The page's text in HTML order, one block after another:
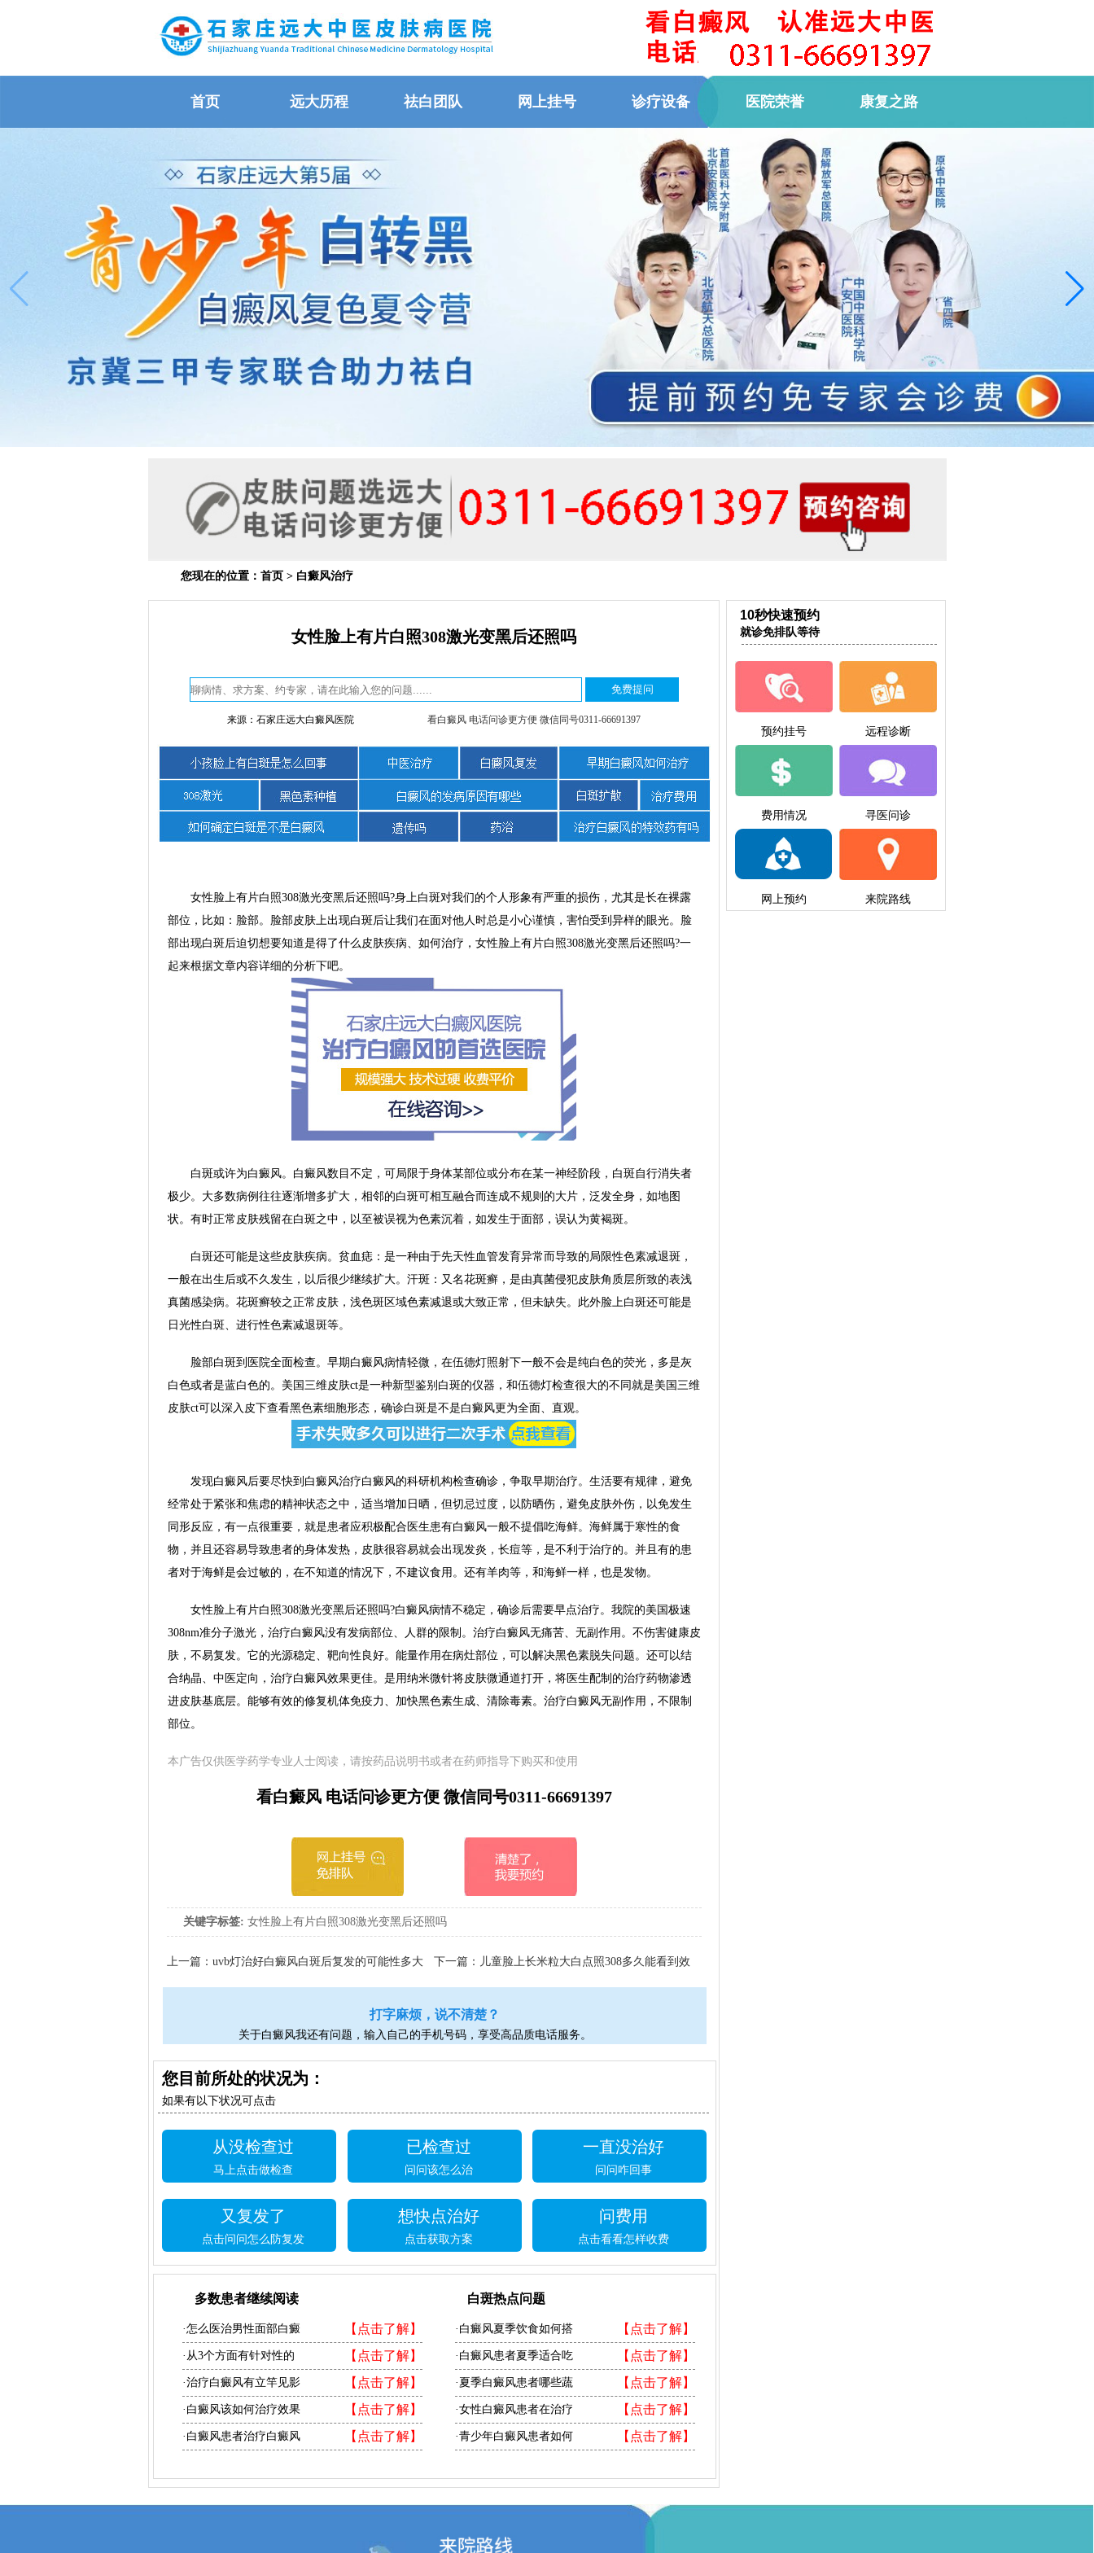
首页 远大历程 祛白团队 网上挂号 诊疗设备 医院荣誉 康复之路
您现在的位置： 首页> 白癜风治疗
女性脸上有片白照308激光变黑后还照吗
来源：石家庄远大白癜风医院 看白癜风 电话问诊更方便 微信同号0311-66691397
女性脸上有片白照308激光变黑后还照吗?身上白斑对我们的个人形象有严重的损伤，尤其是长在裸露
部位，比如：脸部。脸部皮肤上出现白斑后让我们在面对他人时总是小心谨慎，害怕受到异样的眼光。脸
部出现白斑后迫切想要知道是得了什么皮肤疾病、如何治疗，女性脸上有片白照308激光变黑后还照吗?一
起来根据文章内容详细的分析下吧。
白斑或许为白癜风。白癜风数目不定，可局限于身体某部位或分布在某一神经阶段，白斑自行消失者
极少。大多数病例往往逐渐增多扩大，相邻的白斑可相互融合而连成不规则的大片，泛发全身，如地图
状。有时正常皮肤残留在白斑之中，以至被误视为色素沉着，如发生于面部，误认为黄褐斑。
白斑还可能是这些皮肤疾病。贫血痣：是一种由于先天性血管发育异常而导致的局限性色素减退斑，
一般在出生后或不久发生，以后很少继续扩大。汗斑：又名花斑癣，是由真菌侵犯皮肤角质层所致的表浅
真菌感染病。花斑癣较之正常皮肤，浅色斑区域色素减退或大致正常，但未缺失。此外脸上白斑还可能是
日光性白斑、进行性色素减退斑等。
脸部白斑到医院全面检查。早期白癜风病情轻微，在伍德灯照射下一般不会是纯白色的荧光，多是灰
白色或者是蓝白色的。美国三维皮肤ct是一种新型鉴别白斑的仪器，和伍德灯检查很大的不同就是美国三维
皮肤ct可以深入皮下查看黑色素细胞形态，确诊白斑是不是白癜风更为全面、直观。
发现白癜风后要尽快到白癜风治疗白癜风的科研机构检查确诊，争取早期治疗。生活要有规律，避免
经常处于紧张和焦虑的精神状态之中，适当增加日晒，但切忌过度，以防晒伤，避免皮肤外伤，以免发生
同形反应，有一点很重要，就是患者应积极配合医生患有白癜风一般不提倡吃海鲜。海鲜属于寒性的食
物，并且还容易导致患者的身体发热，皮肤很容易就会出现发炎，长痘等，是不利于治疗的。并且有的患
者对于海鲜是会过敏的，在不知道的情况下，不建议食用。还有羊肉等，和海鲜一样，也是发物。
女性脸上有片白照308激光变黑后还照吗?白癜风病情不稳定，确诊后需要早点治疗。我院的美国极速
308nm准分子激光，治疗白癜风没有发病部位、人群的限制。治疗白癜风无痛苦、无副作用。不伤害健康皮
肤，不易复发。它的光源稳定、靶向性良好。能量作用在病灶部位，可以解决黑色素脱失问题。还可以结
合纳晶、中医定向，治疗白癜风效果更佳。是用纳米微针将皮肤微通道打开，将医生配制的治疗药物渗透
进皮肤基底层。能够有效的修复机体免疫力、加快黑色素生成、清除毒素。治疗白癜风无副作用，不限制
部位。
本广告仅供医学药学专业人士阅读，请按药品说明书或者在药师指导下购买和使用
看白癜风 电话问诊更方便 微信同号0311-66691397
关键字标签: 女性脸上有片白照308激光变黑后还照吗
上一篇： uvb灯治好白癜风白斑后复发的可能性多大 下一篇： 儿童脸上长米粒大白点照308多久能看到效
打字麻烦，说不清楚？
关于白癜风我还有问题，输入自己的手机号码，享受高品质电话服务。
您目前所处的状况为：
如果有以下状况可点击
从没检查过
马上点击做检查
已检查过
问问该怎么治
一直没治好
问问咋回事
又复发了
点击问问怎么防复发
想快点治好
点击获取方案
问费用
点击看看怎样收费
多数患者继续阅读
【点击了解】
·怎么医治男性面部白癜
【点击了解】
·从3个方面有针对性的
【点击了解】
·治疗白癜风有立竿见影
【点击了解】
·白癜风该如何治疗效果
【点击了解】
·白癜风患者治疗白癜风
白斑热点问题
【点击了解】
·白癜风夏季饮食如何搭
【点击了解】
·白癜风患者夏季适合吃
【点击了解】
·夏季白癜风患者哪些蔬
【点击了解】
·女性白癜风患者在治疗
【点击了解】
·青少年白癜风患者如何
10秒快速预约
就诊免排队等待
预约挂号 远程诊断
费用情况 寻医问诊
网上预约 来院路线